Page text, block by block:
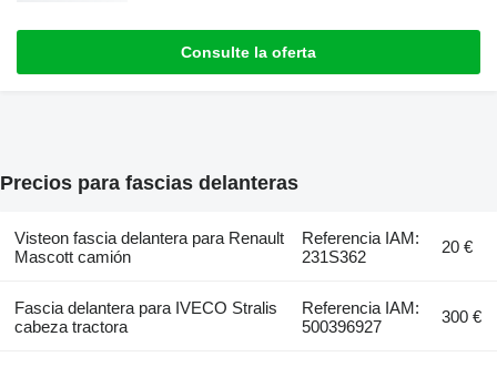
Consulte la oferta
Precios para fascias delanteras
Visteon fascia delantera para Renault
Mascott camión
Referencia IAM:
231S362
20 €
Fascia delantera para IVECO Stralis
cabeza tractora
Referencia IAM:
500396927
300 €